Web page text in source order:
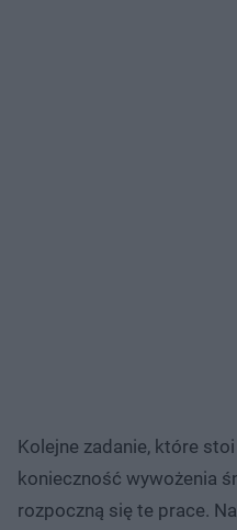
Kolejne zadanie, które
konieczność wywożenia
rozpoczną się te prace.